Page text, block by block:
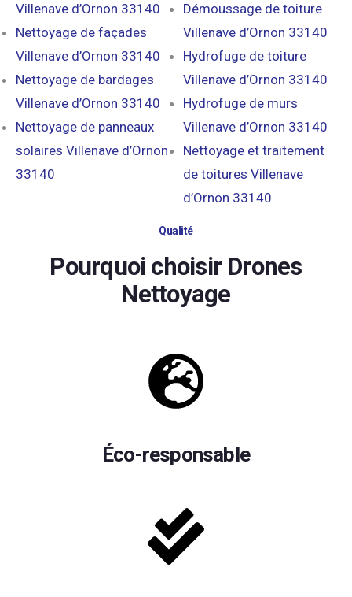
Villenave d’Ornon 33140
Nettoyage de façades
Villenave d’Ornon 33140
Nettoyage de bardages
Villenave d’Ornon 33140
Nettoyage de panneaux
solaires Villenave d’Ornon
33140
Démoussage de toiture
Villenave d’Ornon 33140
Hydrofuge de toiture
Villenave d’Ornon 33140
Hydrofuge de murs
Villenave d’Ornon 33140
Nettoyage et traitement
de toitures Villenave
d’Ornon 33140
Qualité
Pourquoi choisir Drones
Nettoyage
Éco-responsable